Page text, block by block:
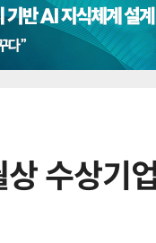
수상기
6
구광모